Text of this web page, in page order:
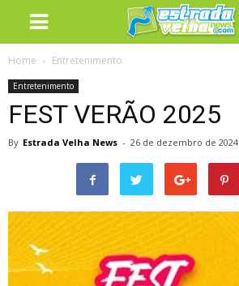
Home Entretenimento
Entretenimento
FEST VERÃO 2025
By Estrada Velha News - 26 de dezembro de 2024